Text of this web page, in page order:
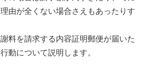
由が全くない場合さえもあったりす
料を請求する内容証明郵便が届いた
動について説明します。